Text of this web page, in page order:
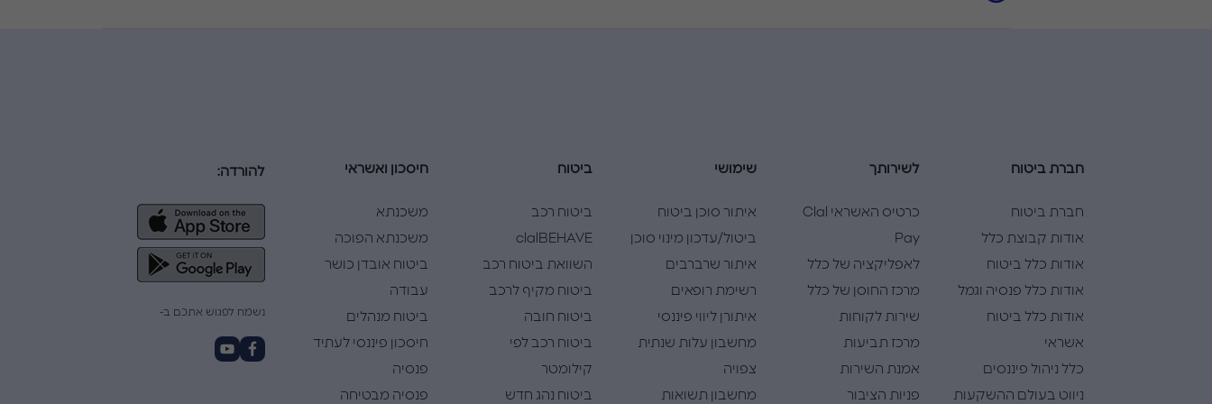
חברת ביטוח
חברת ביטוח
אודות קבוצת כלל
אודות כלל ביטוח
אודות כלל פנסיה וגמל
אודות כלל ביטוח
אשראי
כלל ניהול פיננסים
ניווט בעולם ההשקעות
לשירותך
כרטיס האשראי Clal
Pay
לאפליקציה של כלל
מרכז החוסן של כלל
שירות לקוחות
מרכז תביעות
אמנת השירות
פניות הציבור
שימושי
איתור סוכן ביטוח
ביטול/עדכון מינוי סוכן
איתור שרברבים
רשימת רופאים
איתורן ליווי פיננסי
מחשבון עלות שנתית
צפויה
מחשבון תשואות
ביטוח
ביטוח רכב
clalBEHAVE
השוואת ביטוח רכב
ביטוח מקיף לרכב
ביטוח חובה
ביטוח רכב לפי
קילומטר
ביטוח נהג חדש
חיסכון ואשראי
משכנתא
משכנתא הפוכה
ביטוח אובדן כושר
עבודה
ביטוח מנהלים
חיסכון פיננסי לעתיד
פנסיה
פנסיה מבטיחה
להורדה:
נשמח לפגוש אתכם ב-